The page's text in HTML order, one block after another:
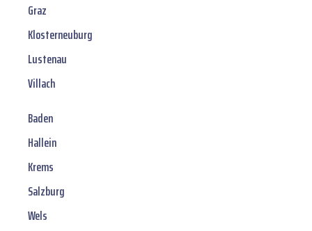
Graz
Klosterneuburg
Lustenau
Villach
Baden
Hallein
Krems
Salzburg
Wels